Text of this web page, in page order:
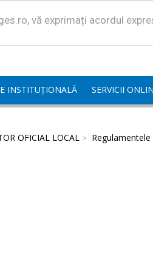
vă exprimați acordul
INSTITUȚIONALĂ SERVICII
OFICIAL LOCAL